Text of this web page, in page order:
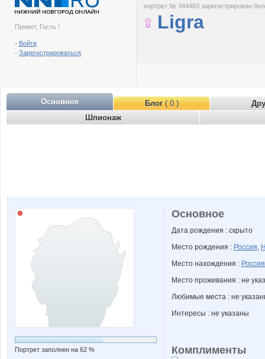
Привет, Гость !
- Войти
- Зарегистрироваться
портрет № 344463 зарегистрирован
Ligra
Основное Блог( 0 )
Шпионаж
Портрет заполнен на 62 %
Основное
Дата рождения : скрыто
Место рождения : Россия,
Место нахождения : Россия
Место проживания : не
Любимые места : не
Интересы : не указаны
Комплименты